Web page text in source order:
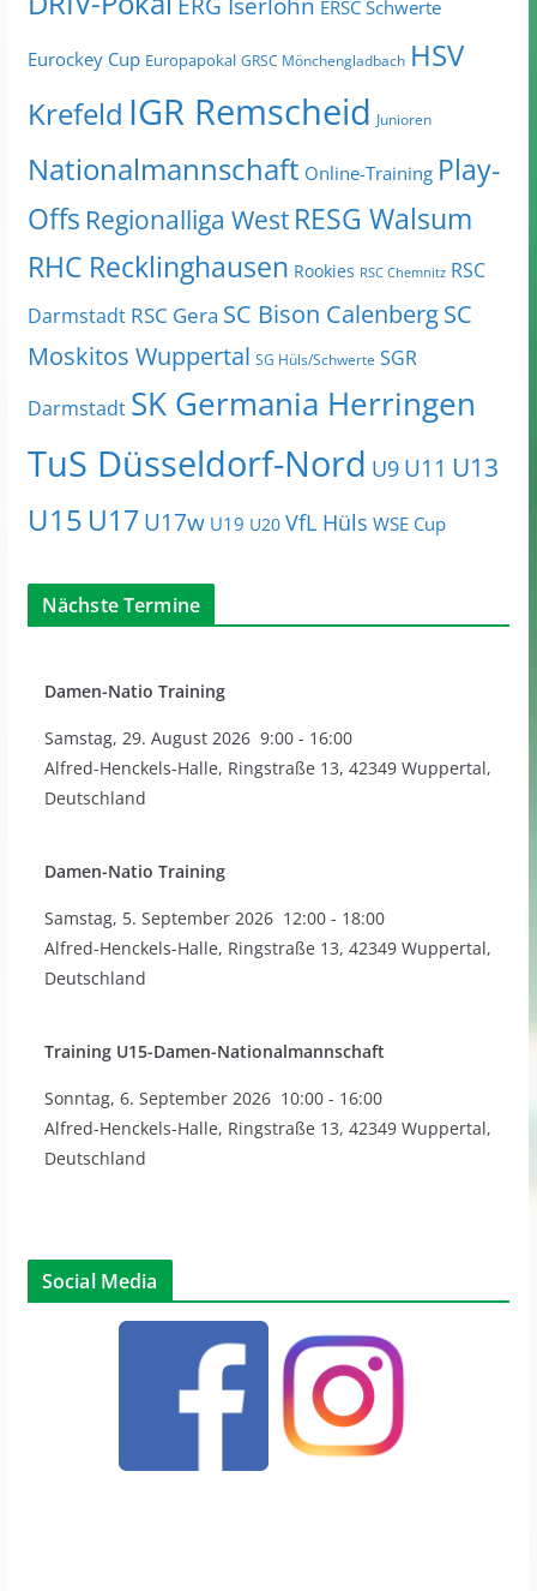
ERSC Schwerte
Eurockey Cup Europapokal GRSC Mönchengladbach HSV
Krefeld IGR Remscheid Junioren
Nationalmannschaft Online-Training Play-
Offs Regionalliga West RESG Walsum
RHC Recklinghausen Rookies RSC Chemnitz RSC
Darmstadt RSC Gera SC Bison CalenbergSC
Moskitos Wuppertal SG Hüls/Schwerte SGR
Darmstadt SK Germania Herringen
TuS Düsseldorf-Nord U9 U11 U13
U15 U17 U17w U19 U20 VfL Hüls WSE Cup
Nächste Termine
Damen-Natio Training
Samstag, 29. August 2026 9:00- 16:00
Alfred-Henckels-Halle, Ringstraße 13, 42349 Wuppertal,
Deutschland
Damen-Natio Training
Samstag, 5. September 2026 12:00- 18:00
Alfred-Henckels-Halle, Ringstraße 13, 42349 Wuppertal,
Deutschland
Training U15-Damen-Nationalmannschaft
Sonntag, 6. September 2026 10:00- 16:00
Alfred-Henckels-Halle, Ringstraße 13, 42349 Wuppertal,
Deutschland
Social Media